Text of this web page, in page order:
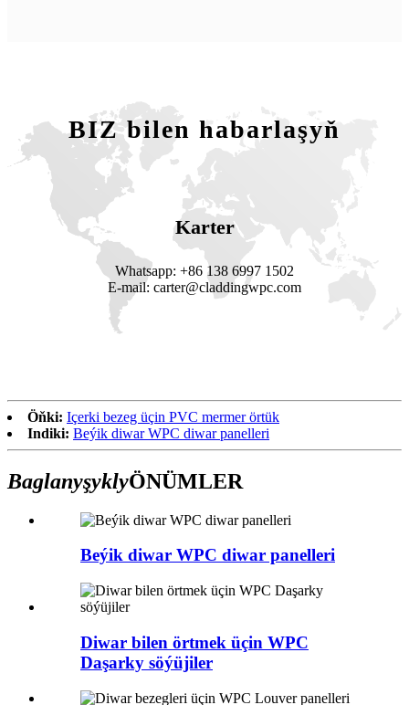
BIZ bilen habarlaşyň
Karter
Whatsapp: +86 138 6997 1502
E-mail: carter@claddingwpc.com
Öňki: Içerki bezeg üçin PVC mermer örtük
Indiki: Beýik diwar WPC diwar panelleri
BaglanyşyklyÖNÜMLER
Beýik diwar WPC diwar panelleri
Diwar bilen örtmek üçin WPC
Daşarky söýüjiler